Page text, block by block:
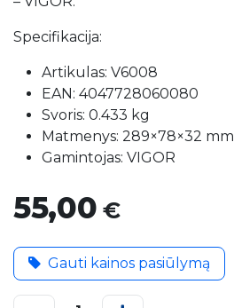
Specifikacija:
Artikulas: V6008
EAN: 4047728060080
Svoris: 0.433 kg
Matmenys: 289×78×32 mm
Gamintojas: VIGOR
55,00 €
Gauti kainos pasiūlymą